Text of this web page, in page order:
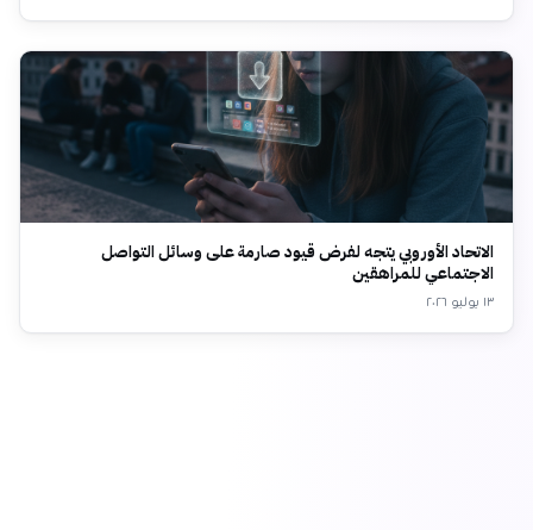
الاتحاد الأوروبي يتجه لفرض قيود صارمة على وسائل التواصل
الاجتماعي للمراهقين
١٣ يوليو ٢٠٢٦